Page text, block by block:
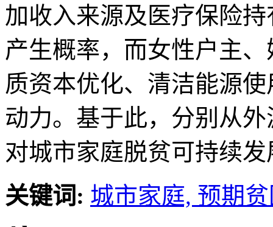
加收入来源及医疗保险
产生概率，而女性户主
质资本优化、清洁能源
动力。基于此，分别从
对城市家庭脱贫可持续
关键词: 城市家庭, 预期